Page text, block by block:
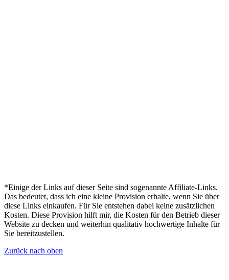
*Einige der Links auf dieser Seite sind sogenannte Affiliate-Links.
Das bedeutet, dass ich eine kleine Provision erhalte, wenn Sie über
diese Links einkaufen. Für Sie entstehen dabei keine zusätzlichen
Kosten. Diese Provision hilft mir, die Kosten für den Betrieb dieser
Website zu decken und weiterhin qualitativ hochwertige Inhalte für
Sie bereitzustellen.
Zurück nach oben